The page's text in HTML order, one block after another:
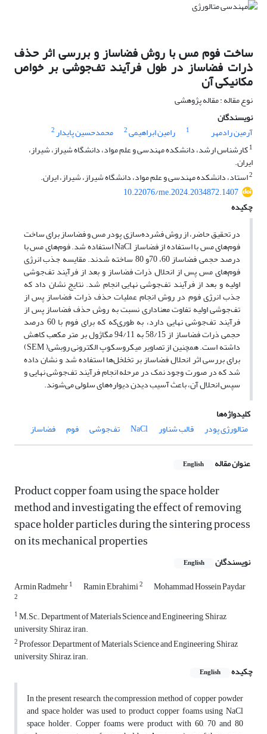
ساخت فوم مس با روش فضا‌ساز و بررسی اثر حذف
ذرات فضا‌ساز در طول فرآیند تف‌جوشی بر خواص
مکانیکی آن
نوع مقاله : مقاله پژوهشی
نویسندگان
آرمین رادمهر
1 رامین ابراهیمی2 محمدحسین پایدار2
1کارشناس ارشد، دانشکده مهندسی و علم مواد، دانشگاه شیراز، شیراز،
ایران.
2استاد، دانشکده مهندسی و علم مواد، دانشگاه شیراز، شیراز، ایران.
10.22076/me.2024.2034872.1407
چکیده
در تحقیق حاضر، از روش فشرده‌سازی پودر مس و فضاساز برای ساخت
فوم‌های مس با استفاده از فضا‌ساز NaCl استفاده شد. فوم‌های مس با
درصد حجمی فضا‌ساز 60، 70و 80 ساخته شدند. مقایسه جذب انرژی
فوم‌های مس پس از انحلال ذرات فضا‌ساز و بعد از فرآیند تف‌جوشی
اولیه و بعد از فرآیند تف‌جوشی نهایی انجام شد. نتایج نشان داد که
جذب انرژی فوم در روش انجام عملیات حذف ذرات فضاساز پس از
تف‌جوشی اولیه تفاوت معنا‌داری نسبت به روش حذف فضاساز پس از
فرآیند تف‌جوشی نهایی دارد، به طوری‌که که برای فوم با 60 درصد
حجمی ذرات فضا‌ساز از 58/15 به 94/11 مگا‌ژول بر متر مکعب کاهش
داشته است. همچنین از تصاویر میکروسکوپ الکترونی روبشی( SEM)
برای بررسی اثر انحلال فضا‌ساز بر تخلخل‌ها استفاده شد و نشان داده
شد که در صورت وجود نمک در مرحله انجام فرآیند تف‌جوشی نهایی و
سپس انحلال آن، باعث آسیب دیدن دیواره‌های سلولی می‌شوند.
کلیدواژه‌ها
متالورژی پودر
قالب شناور NaCl تف‌جوشی فوم فضا‌ساز
عنوان مقاله English
Product copper foam using the space holder
method and investigating the effect of removing
space holder particles during the sintering process
on its mechanical properties
نویسندگان English
Armin Radmehr1 Ramin Ebrahimi2 Mohammad Hossein Paydar
2
1M.Sc., Department of Materials Science and Engineering, Shiraz
university, Shiraz, iran.
2Professor, Department of Materials Science and Engineering, Shiraz
university, Shiraz, iran.
چکیده
English
In the present research, the compression method of copper powder
and space holder was used to product copper foams using NaCl
space holder. Copper foams were product with 60, 70 and 80